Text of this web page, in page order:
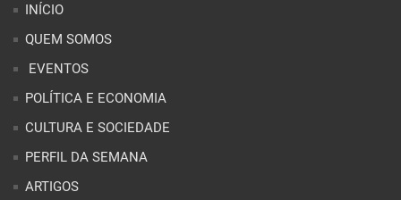
INÍCIO
QUEM SOMOS
EVENTOS
POLÍTICA E ECONOMIA
CULTURA E SOCIEDADE
PERFIL DA SEMANA
ARTIGOS